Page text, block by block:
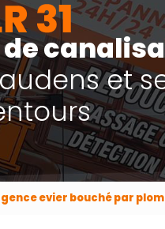
et
evier bouché par